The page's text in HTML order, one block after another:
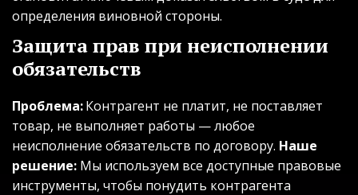
определения виновной стороны.
Защита прав при неисполнении
обязательств
Проблема: Контрагент не платит, не поставляет
товар, не выполняет работы — любое
неисполнение обязательств по договору. Наше
решение: Мы используем все доступные правовые
инструменты, чтобы понудить контрагента